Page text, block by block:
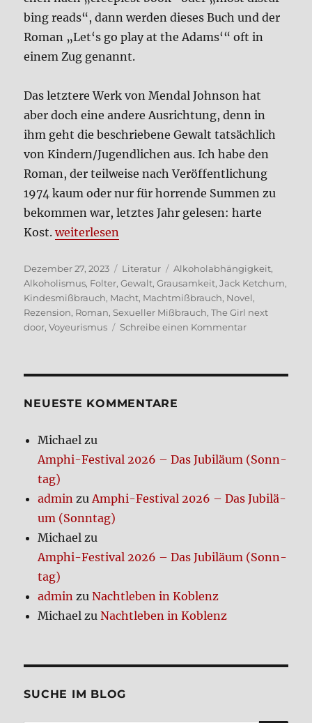
bing reads“, dann wer­den die­ses Buch und der
Roman „Let‘s go play at the Adams‘“ oft in
einem Zug genannt.
Das letz­te­re Werk von Mend­al John­son hat
aber doch eine ande­re Aus­rich­tung, denn in
ihm geht die beschrie­be­ne Gewalt tat­säch­lich
von Kindern/Jugendlichen aus. Ich habe den
Roman, der teil­wei­se nach Ver­öf­fent­li­chung
1974 kaum oder nur für hor­ren­de Sum­men zu
bekom­men war, letz­tes Jahr gele­sen: har­te
Kost.„Jack Ketchum: The Girl next door (Roman)“
wei­ter­le­sen
Veröffentlicht
am
Dezember 27, 2023 Kategorien
Literatur Schlagwörter
Alkoholabhängigkeit,
Alkoholismus, Folter,Gewalt,Grausamkeit,Jack Ketchum,
Kindesmißbrauch, Macht, Machtmißbrauch, Novel,
Rezension, Roman, Sexueller Mißbrauch,The Girl next
door,Voyeurismus Schreibe einen Kommentarzu
NEUE­STE KOM­MEN­TA­RE
Michael zu
Amphi-Festi­val 2026 – Das Jubi­lä­um (Sonn­
tag)
admin zuAmphi-Festi­val 2026 – Das Jubi­lä­
um (Sonn­tag)
Michael zu
Amphi-Festi­val 2026 – Das Jubi­lä­um (Sonn­
tag)
admin zuNacht­le­ben in Koblenz
Michael zuNacht­le­ben in Koblenz
SUCHE IM BLOG